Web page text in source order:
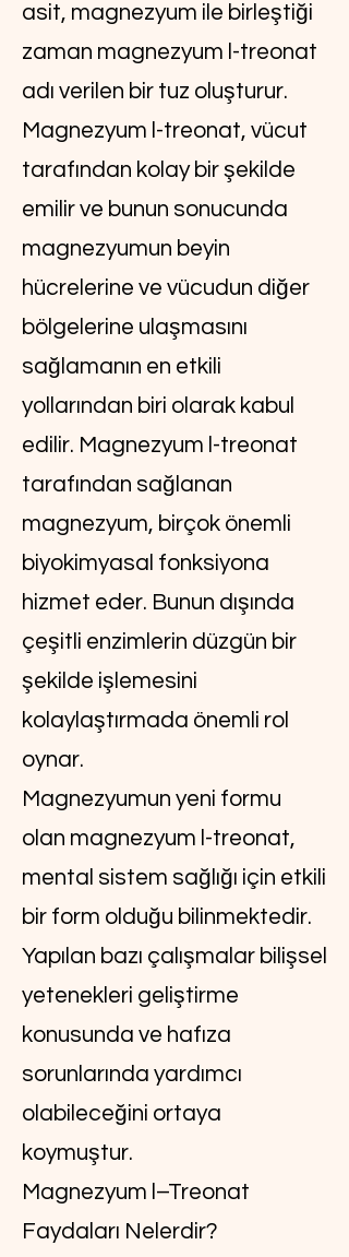
asit, magnezyum ile birleştiği
zaman magnezyum l-treonat
adı verilen bir tuz oluşturur.
Magnezyum l-treonat, vücut
tarafından kolay bir şekilde
emilir ve bunun sonucunda
magnezyumun beyin
hücrelerine ve vücudun diğer
bölgelerine ulaşmasını
sağlamanın en etkili
yollarından biri olarak kabul
edilir. Magnezyum l-treonat
tarafından sağlanan
magnezyum, birçok önemli
biyokimyasal fonksiyona
hizmet eder. Bunun dışında
çeşitli enzimlerin düzgün bir
şekilde işlemesini
kolaylaştırmada önemli rol
oynar.
Magnezyumun yeni formu
olan magnezyum l-treonat,
mental sistem sağlığı için etkili
bir form olduğu bilinmektedir.
Yapılan bazı çalışmalar bilişsel
yetenekleri geliştirme
konusunda ve hafıza
sorunlarında yardımcı
olabileceğini ortaya
koymuştur.
Magnezyum l–Treonat
Faydaları Nelerdir?